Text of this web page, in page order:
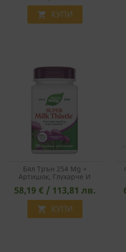
 КУПИ
Бял Трън 254 Mg +
Артишок, Глухарче И
Женско Биле – Черен Дроб
И Детокс, 120 Капсули
58,19 € / 113,81 лв.
 КУПИ
МАРКЕТИНГOВИ